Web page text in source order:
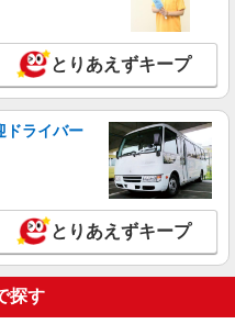
な高齢者マンションの見守
円 ＜日払い有/週払い有/交
ン代含む)＞
寄駅≫いわき駅
詳細を見る
とりあえずキープ
ドライバー
とりあえずキープ
探す